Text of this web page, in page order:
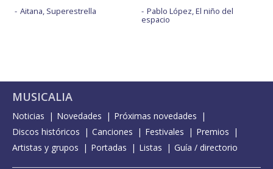
Aitana, Superestrella Pablo López, El niño del
espacio
MUSICALIA
Noticias Novedades
Próximas novedades
Discos históricos
Canciones Festivales
Premios
Artistas y grupos
Portadas Listas Guía / directorio